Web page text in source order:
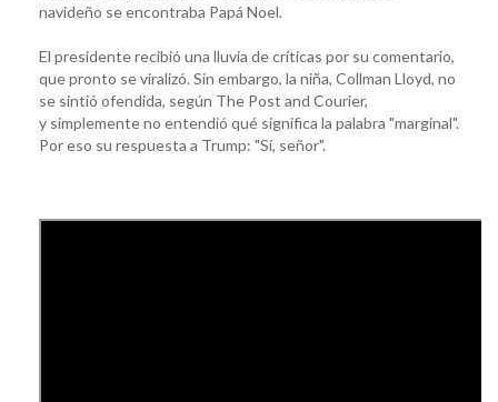
navideño se encontraba Papá Noel.
El presidente recibió una lluvia de críticas por su comentario,
que pronto se viralizó. Sin embargo, la niña, Collman Lloyd, no
se sintió ofendida, según The Post and Courier,
y simplemente no entendió qué significa la palabra "marginal".
Por eso su respuesta a Trump: "Sí, señor".